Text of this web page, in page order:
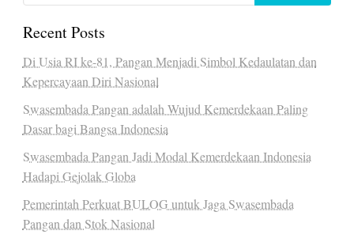
Recent Posts
Di Usia RI ke-81, Pangan Menjadi Simbol Kedaulatan dan
Kepercayaan Diri Nasional
Swasembada Pangan adalah Wujud Kemerdekaan Paling
Dasar bagi Bangsa Indonesia
Swasembada Pangan Jadi Modal Kemerdekaan Indonesia
Hadapi Gejolak Globa
Pemerintah Perkuat BULOG untuk Jaga Swasembada
Pangan dan Stok Nasional